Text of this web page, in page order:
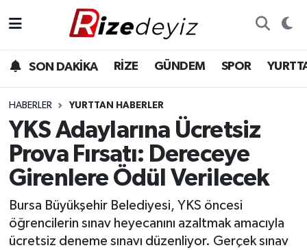
SON DAKİKA RİZE GÜNDEM SPOR
HABERLER YURTTAN HABERLER
YKS Adaylarına Ücretsiz
Prova Fırsatı: Dereceye
Girenlere Ödül Verilecek
Bursa Büyükşehir Belediyesi, YKS öncesi
öğrencilerin sınav heyecanını azaltmak amacıyla
ücretsiz deneme sınavı düzenliyor. Gerçek sınav
Gündem
Yurttan Haberler
Ekonomi
Sağlık
Rize Hava Durumu
Rize Trafik Yoğunluk Haritası
Süper Lig Puan Durumu ve Fikstür
Son Dakika Haberleri